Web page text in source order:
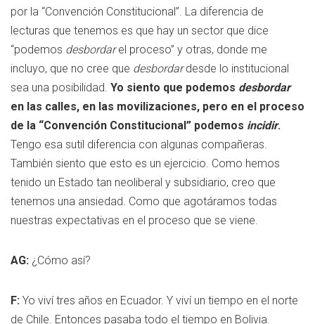
por la “Convención Constitucional”. La diferencia de
lecturas que tenemos es que hay un sector que dice
“podemos desbordarel proceso” y otras, donde me
incluyo, que no cree que desbordardesde lo institucional
sea una posibilidad. Yo siento que podemos desbordar
en las calles, en las movilizaciones, pero en el proceso
de la “Convención Constitucional” podemos incidir.
Tengo esa sutil diferencia con algunas compañeras.
También siento que esto es un ejercicio. Como hemos
tenido un Estado tan neoliberal y subsidiario, creo que
tenemos una ansiedad. Como que agotáramos todas
nuestras expectativas en el proceso que se viene.
AG: ¿Cómo así?
F: Yo viví tres años en Ecuador. Y viví un tiempo en el norte
de Chile. Entonces pasaba todo el tiempo en Bolivia.